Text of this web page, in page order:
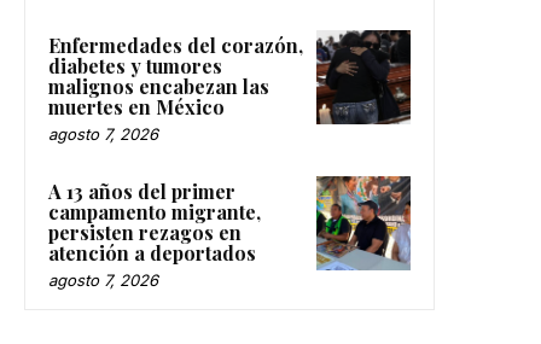
Enfermedades del corazón,
diabetes y tumores
malignos encabezan las
muertes en México
agosto 7, 2026
A 13 años del primer
campamento migrante,
persisten rezagos en
atención a deportados
agosto 7, 2026